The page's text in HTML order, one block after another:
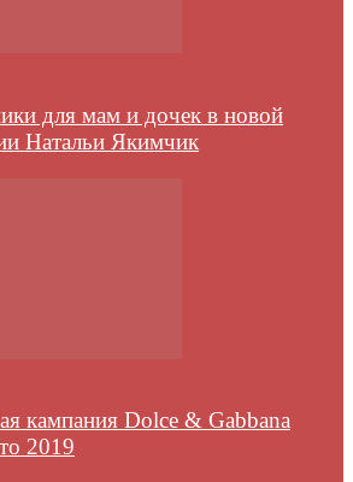
для мам и дочек в новой
Натальи Якимчик
кампания Dolce & Gabbana
2019